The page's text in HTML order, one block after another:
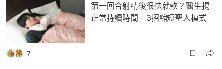
第一回合射精後很快就軟？醫生揭
正常持續時間 3招縮短聖人模式
7